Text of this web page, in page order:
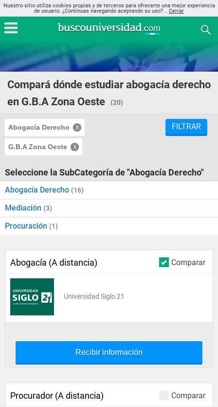
Nuestro sitio utiliza cookies propias y de terceros para ofrecerte una mejor experiencia
de usuario. ¿Continuas navegando aceptando su uso? .. Cerrar
Compará dónde estudiar abogacía derecho
en G.B.A Zona Oeste
(20)
Abogacía Derecho
G.B.A Zona Oeste
FILTRAR
Seleccione la SubCategoría de "Abogacía Derecho"
Abogacía Derecho (16)
Mediación (3)
Procuración (1)
Comparar
Abogacía (A distancia)
Universidad Siglo 21
Recibir información
Comparar
Procurador (A distancia)